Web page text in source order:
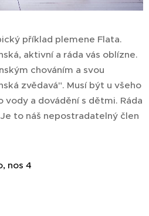
příklad plemene Flata.
aktivní a ráda vás oblízne.
chováním a svou
zvědavá". Musí být u všeho
vody a dovádění s dětmi. Ráda
to náš nepostradatelný člen
nos 4